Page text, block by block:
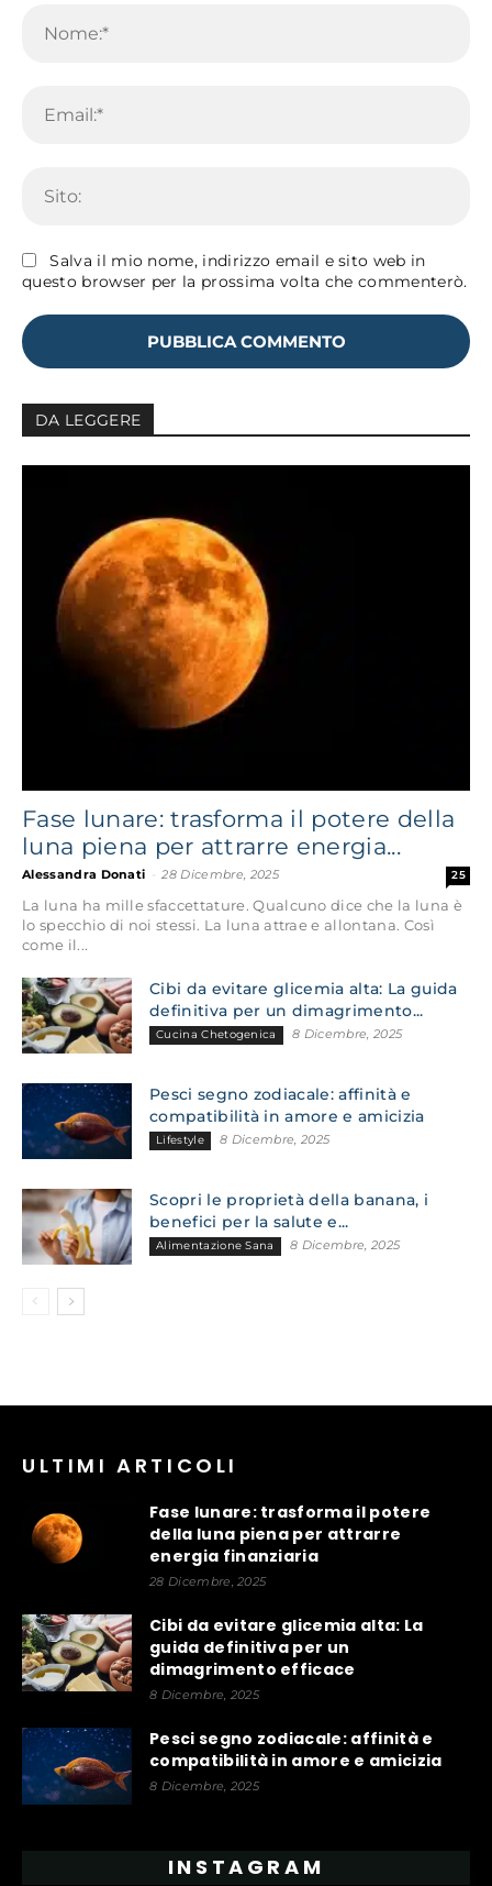
Salva il mio nome, indirizzo email e sito web in
questo browser per la prossima volta che commenterò.
DA LEGGERE
Fase lunare: trasforma il potere della
luna piena per attrarre energia...
Alessandra Donati 28 Dicembre, 2025 25
La luna ha mille sfaccettature. Qualcuno dice che la luna è
lo specchio di noi stessi. La luna attrae e allontana. Così
come il...
Cibi da evitare glicemia alta: La guida
definitiva per un dimagrimento...
Cucina Chetogenica 8 Dicembre, 2025
Pesci segno zodiacale: affinità e
compatibilità in amore e amicizia
Lifestyle 8 Dicembre, 2025
Scopri le proprietà della banana, i
benefici per la salute e...
Alimentazione Sana 8 Dicembre, 2025
ULTIMI ARTICOLI
Fase lunare: trasforma il potere
della luna piena per attrarre
energia finanziaria
28 Dicembre, 2025
Cibi da evitare glicemia alta: La
guida definitiva per un
dimagrimento efficace
8 Dicembre, 2025
Pesci segno zodiacale: affinità e
compatibilità in amore e amicizia
8 Dicembre, 2025
INSTAGRAM